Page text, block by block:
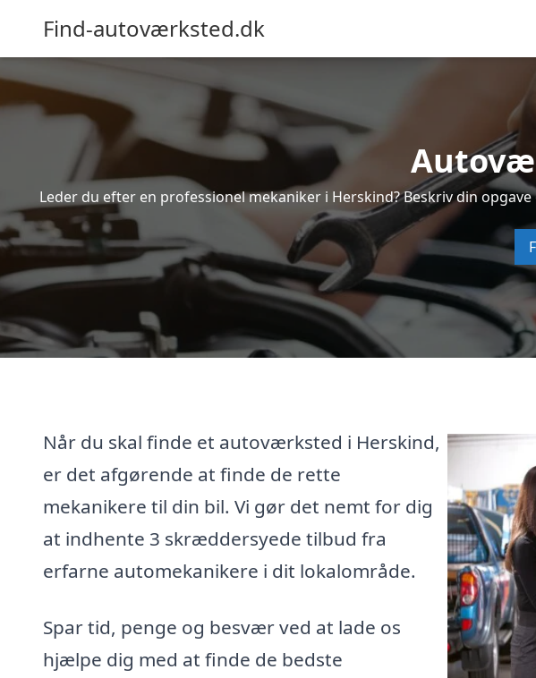
Find-autoværksted.dk
Leder du efter en professionel mekaniker i Herskind? Beskriv din
Når du skal finde et autoværksted i Herskind,
er det afgørende at finde de rette
mekanikere til din bil. Vi gør det nemt for dig
at indhente 3 skræddersyede tilbud fra
erfarne automekanikere i dit lokalområde.
Spar tid, penge og besvær ved at lade os
hjælpe dig med at finde de bedste